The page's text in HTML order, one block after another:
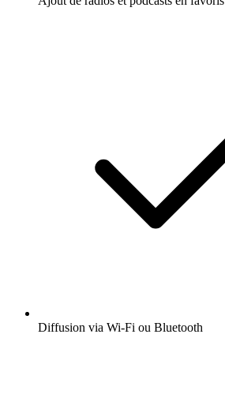
Diffusion via Wi-Fi ou Bluetooth